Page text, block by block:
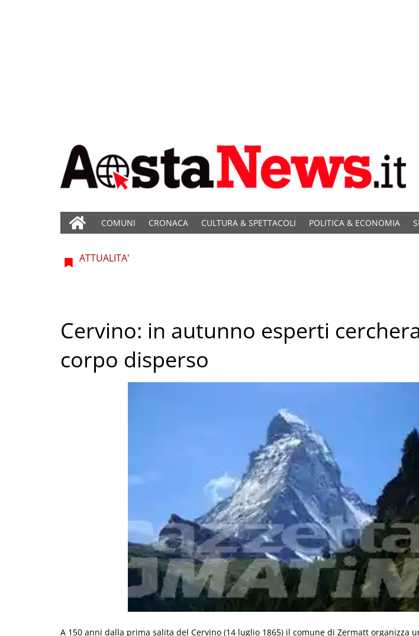
COMUNI CRONACA CULTURA & SPETTACOLI POLITICA & ECONOMIA
ATTUALITA'
Cervino: in autunno esperti
corpo disperso
A 150 anni dalla prima salita del Cervino (14 luglio 1865) il comune di Zermatt organizza